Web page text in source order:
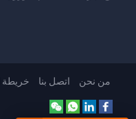
من نحن اتصل بنا خريطة